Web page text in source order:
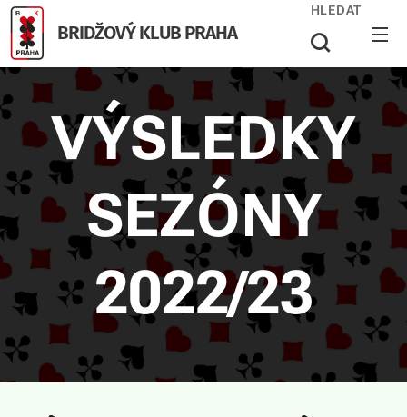
BRIDŽOVÝ KLUB PRAHA
HLEDAT
VÝSLEDKY
SEZÓNY
2022/23